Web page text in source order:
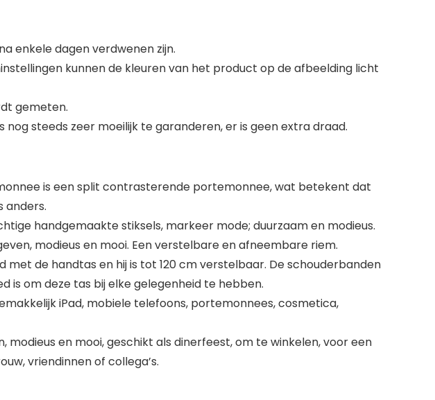
enkele dagen verdwenen zijn.
kunnen de kleuren van het product op de afbeelding licht
gemeten.
steeds zeer moeilijk te garanderen, er is geen extra draad.
is een split contrasterende portemonnee, wat betekent dat
anders.
handgemaakte stiksels, markeer mode; duurzaam en modieus.
modieus en mooi. Een verstelbare en afneembare riem.
de handtas en hij is tot 120 cm verstelbaar. De schouderbanden
is om deze tas bij elke gelegenheid te hebben.
iPad, mobiele telefoons, portemonnees, cosmetica,
en mooi, geschikt als dinerfeest, om te winkelen, voor een
vriendinnen of collega’s.